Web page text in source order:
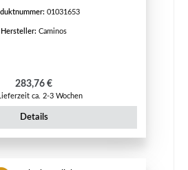
01031653
Hersteller: Caminos
Regulärer Preis:
283,76 €
ca. 2-3 Wochen
Details